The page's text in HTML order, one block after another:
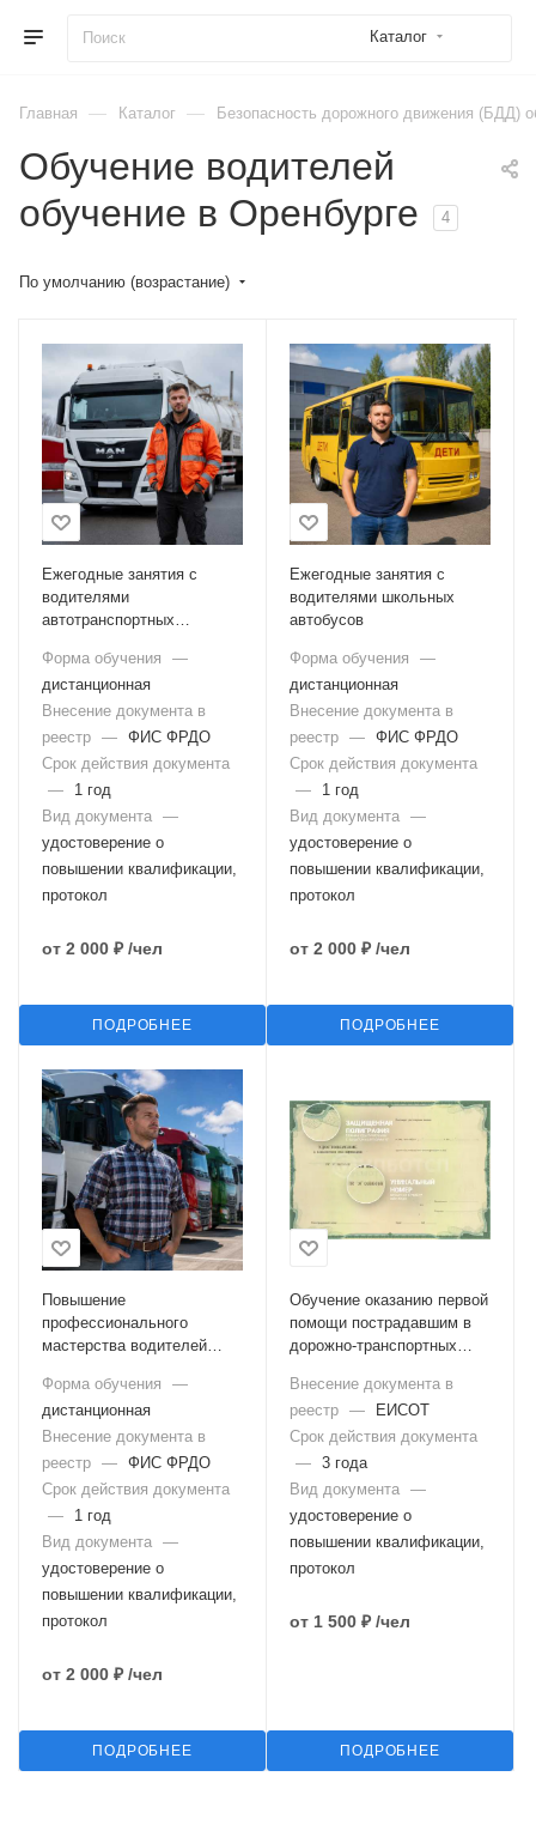
Каталог
Главная — Каталог — Безопасность дорожного движения (БДД)
Обучение водителей
обучение в Оренбурге
4
По умолчанию (возрастание)
Ежегодные занятия с
водителями
автотранспортных
Форма обучения
—
дистанционная
Внесение документа в
реестр — ФИС ФРДО
Срок действия документа
—
1 год
Вид документа —
удостоверение о
повышении квалификации,
протокол
от 2 000 ₽ /чел
ПОДРОБНЕЕ
Ежегодные занятия с
водителями школьных
автобусов
Форма обучения
—
дистанционная
Внесение документа в
реестр — ФИС ФРДО
Срок действия документа
—
1 год
Вид документа —
удостоверение о
повышении квалификации,
протокол
от 2 000 ₽ /чел
ПОДРОБНЕЕ
Повышение
профессионального
мастерства водителей
Форма обучения
—
дистанционная
Внесение документа в
реестр — ФИС ФРДО
Срок действия документа
—
1 год
Вид документа —
удостоверение о
повышении квалификации,
протокол
от 2 000 ₽ /чел
ПОДРОБНЕЕ
Обучение оказанию первой
помощи пострадавшим в
дорожно-транспортных
водителей транспортных
средств)
Внесение документа в
реестр —
ЕИСОТ
Срок действия документа
— 3 года
Вид документа —
удостоверение о
повышении квалификации,
протокол
от 1 500 ₽ /чел
ПОДРОБНЕЕ